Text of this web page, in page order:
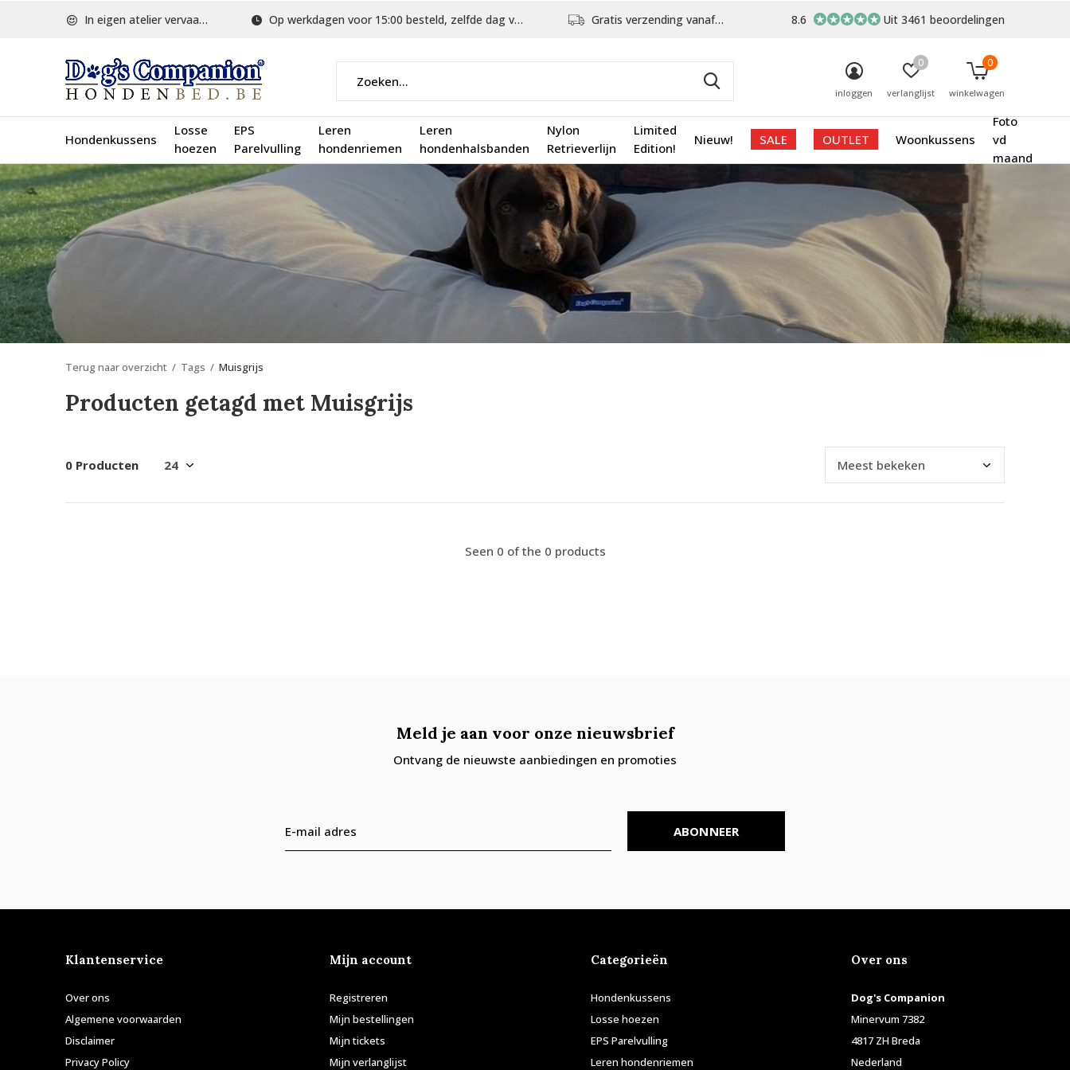
Hondenkussens
Losse
hoezen
EPS
Parelvulling
Leren
hondenriemen
Leren
hondenhalsbanden
Nylon
Retrieverlijn
Limited
Edition!
Nieuw! SALE OUTLET Woonkussens
Foto
vd
maand
inloggen verlanglijst
0
winkelwagen
0
In eigen atelier vervaardigd Op werkdagen voor 15:00 besteld, zelfde dag verstuurd Gratis verzending vanaf €75,- 8.6 Uit 3461 beoordelingen
Terug naar overzicht Tags Muisgrijs
Producten getagd met Muisgrijs
0 Producten
Seen 0 of the 0 products
Meld je aan voor onze nieuwsbrief
Ontvang de nieuwste aanbiedingen en promoties
ABONNEER
Klantenservice
Over ons
Algemene voorwaarden
Disclaimer
Privacy Policy
Mijn account
Registreren
Mijn bestellingen
Mijn tickets
Mijn verlanglijst
Categorieën
Hondenkussens
Losse hoezen
EPS Parelvulling
Leren hondenriemen
Over ons
Dog's Companion
Minervum 7382
4817 ZH Breda
Nederland